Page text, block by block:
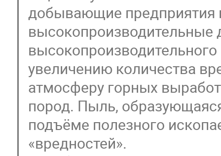
добывающие
увеличению количества
атмосферу горных
пород. Пыль,
подъёме полезного
«вредностей».